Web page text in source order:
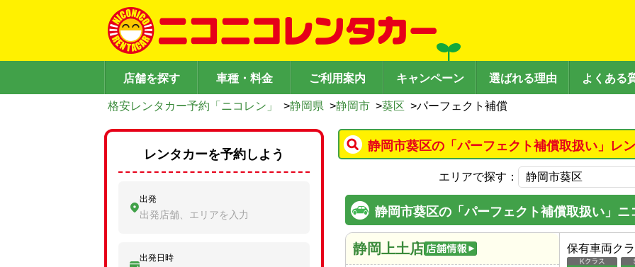
店舗を探す 車種・料金 ご利用案内 キャンペーン 選ばれる理由 よくある
格安レンタカー予約「ニコレン」 >静岡県 >静岡市 >葵区 >パーフェクト補償
静岡市葵区の「パーフェクト補償取扱い」レ
エリアで探す：
静岡市葵区の「パーフェクト補償取扱い」
静岡上土店 保有車両ク
レンタカーを予約しよう
出発
出発店舗、エリアを入力
出発日時